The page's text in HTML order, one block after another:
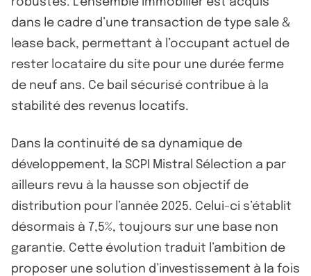
dans le cadre d’une transaction de type sale &
lease back, permettant à l’occupant actuel de
rester locataire du site pour une durée ferme
de neuf ans. Ce bail sécurisé contribue à la
stabilité des revenus locatifs.
Dans la continuité de sa dynamique de
développement, la SCPI Mistral Sélection a par
ailleurs revu à la hausse son objectif de
distribution pour l’année 2025. Celui-ci s’établit
désormais à 7,5%, toujours sur une base non
garantie. Cette évolution traduit l’ambition de
proposer une solution d’investissement à la fois